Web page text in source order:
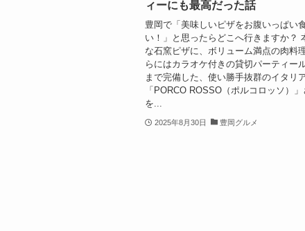
ィーにも最高だった話
豊岡で「美味しいピザをお腹いっぱい
い！」と思ったらどこへ行きますか？
な石窯ピザに、ボリューム満点の肉料
らにはカラオケ付きの貸切パーティー
まで完備した、使い勝手抜群のイタリ
「PORCO ROSSO（ポルコロッソ）」
を...
2025年8月30日 豊岡グルメ